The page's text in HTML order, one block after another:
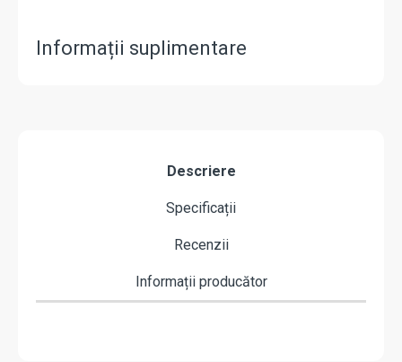
Informații suplimentare
Descriere
Specificații
Recenzii
Informații producător